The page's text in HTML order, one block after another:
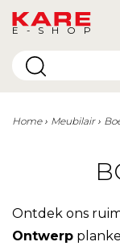
E-SHOP
Home Meubilair
Ontdek ons
Ontwerp